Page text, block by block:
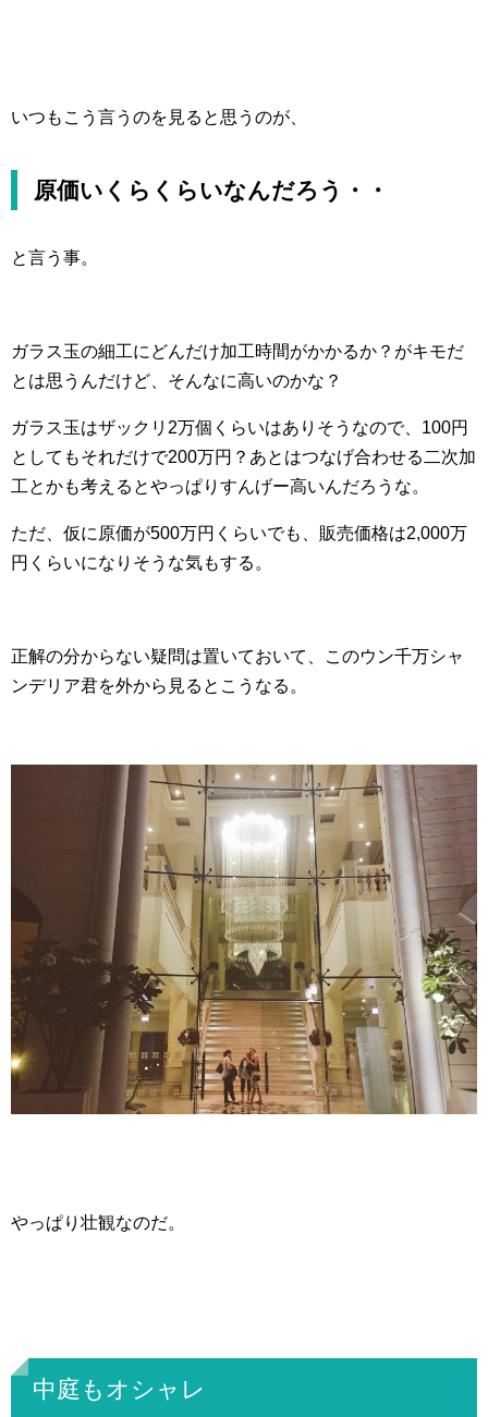
いつもこう言うのを見ると思うのが、
原価いくらくらいなんだろう・・
と言う事。
ガラス玉の細工にどんだけ加工時間がかかるか？がキモだ
とは思うんだけど、そんなに高いのかな？
ガラス玉はザックリ2万個くらいはありそうなので、100円
としてもそれだけで200万円？あとはつなげ合わせる二次加
工とかも考えるとやっぱりすんげー高いんだろうな。
ただ、仮に原価が500万円くらいでも、販売価格は2,000万
円くらいになりそうな気もする。
正解の分からない疑問は置いておいて、このウン千万シャ
ンデリア君を外から見るとこうなる。
やっぱり壮観なのだ。
中庭もオシャレ